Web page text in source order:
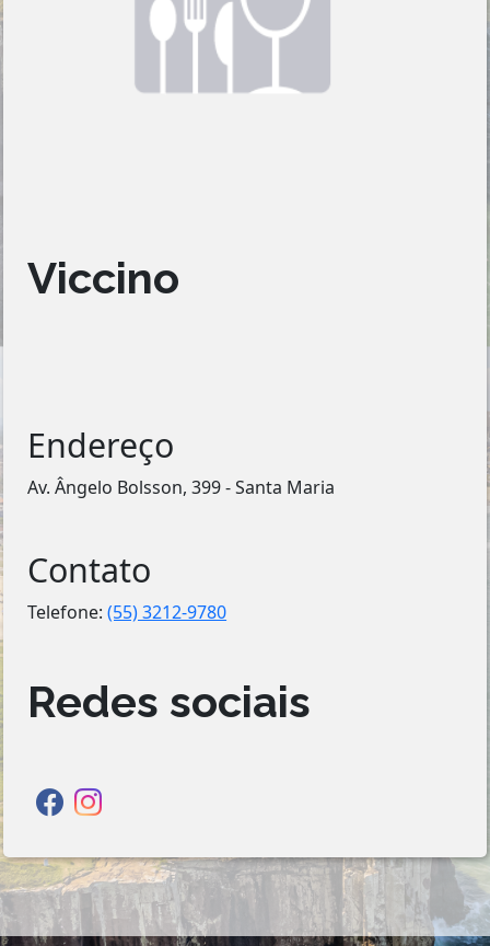
Viccino
Endereço
Av. Ângelo Bolsson, 399 - Santa Maria
Contato
Telefone:(55) 3212-9780
Redes sociais